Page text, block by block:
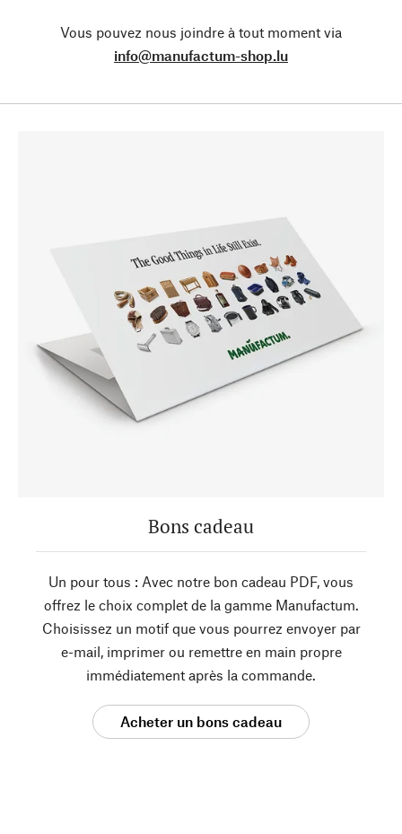
Vous pouvez nous joindre à tout moment via
info@manufactum-shop.lu
Bons cadeau
Un pour tous : Avec notre bon cadeau PDF, vous
offrez le choix complet de la gamme Manufactum.
Choisissez un motif que vous pourrez envoyer par
e-mail, imprimer ou remettre en main propre
immédiatement après la commande.
Acheter un bons cadeau